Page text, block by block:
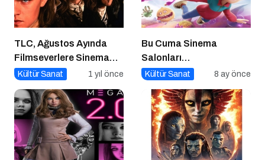
TLC, Ağustos Ayında
Filmseverlere Sinema
Dolu Akşamlar Sunuyor
Kültür Sanat 1 yıl önce
Bu Cuma Sinema
Salonları
Hareketleniyor: 26 Aralık
Açıklandı
Kültür Sanat 8 ay önce